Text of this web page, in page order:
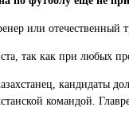
или отечественный
так как при любых
командой.